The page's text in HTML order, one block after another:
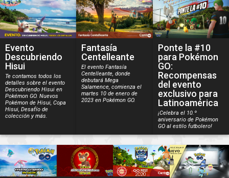
Evento
Descubriendo
Hisui
Te contamos todos los
detalles sobre el evento
Descubriendo Hisui en
Pokémon GO. Nuevos
Pokémon de Hisui, Copa
Hisui, Desafío de
colección y más.
Fantasía
Centelleante
El evento Fantasía
Centelleante, donde
debutará Mega
Salamence, comienza el
martes 10 de enero de
2023 en Pokémon GO.
Ponte la #10
para Pokémon
GO:
Recompensas
del evento
exclusivo para
Latinoamérica
¡Celebra el 10.º
aniversario de Pokémon
GO al estilo futbolero!